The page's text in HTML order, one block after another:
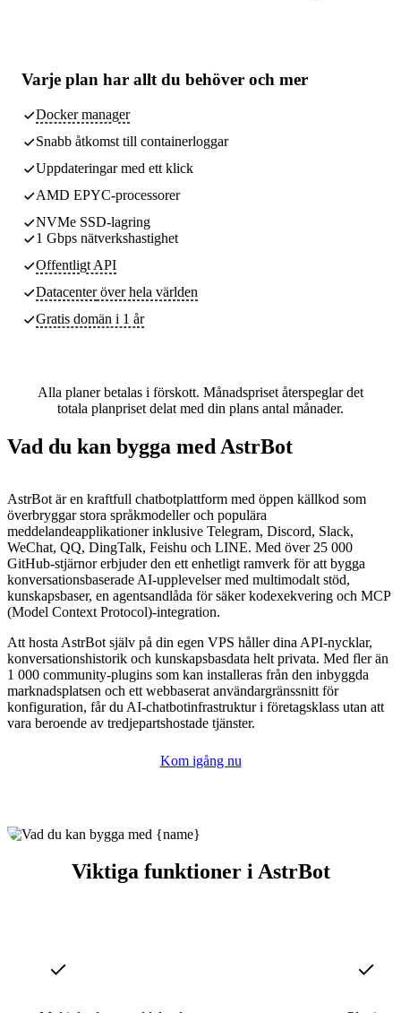
Varje plan har allt du behöver och mer
Docker manager
Snabb åtkomst till containerloggar
Uppdateringar med ett klick
AMD EPYC-processorer
NVMe SSD-lagring
1 Gbps nätverkshastighet
Offentligt API
Datacenteröver hela världen
Gratis domän i 1 år
Alla planer betalas i förskott. Månadspriset återspeglar det
totala planpriset delat med din plans antal månader.
Vad du kan bygga med AstrBot
AstrBot är en kraftfull chatbotplattform med öppen källkod som
överbryggar stora språkmodeller och populära
meddelandeapplikationer inklusive Telegram, Discord, Slack,
WeChat, QQ, DingTalk, Feishu och LINE. Med över 25 000
GitHub-stjärnor erbjuder den ett enhetligt ramverk för att bygga
konversationsbaserade AI-upplevelser med multimodalt stöd,
kunskapsbaser, en agentsandlåda för säker kodexekvering och MCP
(Model Context Protocol)-integration.
Att hosta AstrBot själv på din egen VPS håller dina API-nycklar,
konversationshistorik och kunskapsbasdata helt privata. Med fler än
1 000 community-plugins som kan installeras från den inbyggda
marknadsplatsen och ett webbaserat användargränssnitt för
konfiguration, får du AI-chatbotinfrastruktur i företagsklass utan att
vara beroende av tredjepartshostade tjänster.
Kom igång nu
Viktiga funktioner i AstrBot